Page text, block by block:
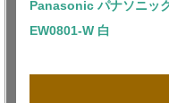
Panasonic パナソニッ
EW0801-W 白